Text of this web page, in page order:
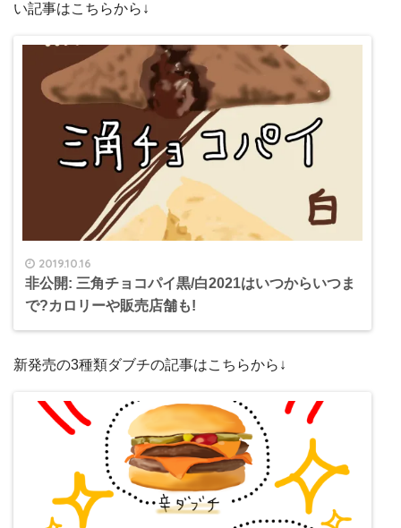
い記事はこちらから↓
2019.10.16
非公開: 三角チョコパイ黒/白2021はいつからいつま
で?カロリーや販売店舗も!
新発売の3種類ダブチの記事はこちらから↓